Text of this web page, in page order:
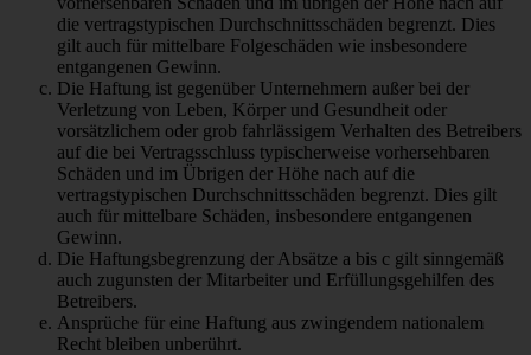
die vertragstypischen Durchschnittsschäden begrenzt. Dies
gilt auch für mittelbare Folgeschäden wie insbesondere
entgangenen Gewinn.
Die Haftung ist gegenüber Unternehmern außer bei der
Verletzung von Leben, Körper und Gesundheit oder
vorsätzlichem oder grob fahrlässigem Verhalten des Betreibers
auf die bei Vertragsschluss typischerweise vorhersehbaren
Schäden und im Übrigen der Höhe nach auf die
vertragstypischen Durchschnittsschäden begrenzt. Dies gilt
auch für mittelbare Schäden, insbesondere entgangenen
Gewinn.
Die Haftungsbegrenzung der Absätze a bis c gilt sinngemäß
auch zugunsten der Mitarbeiter und Erfüllungsgehilfen des
Betreibers.
Ansprüche für eine Haftung aus zwingendem nationalem
Recht bleiben unberührt.